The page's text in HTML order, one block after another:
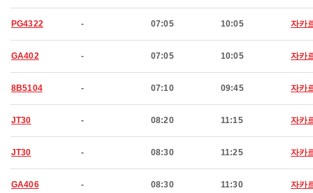
PG4322 - 07:05 10:05 자카
GA402 - 07:05 10:05 자카
8B5104 - 07:10 09:45 자카
JT30 - 08:20 11:15 자카
JT30 - 08:30 11:25 자카
GA406 - 08:30 11:30 자카